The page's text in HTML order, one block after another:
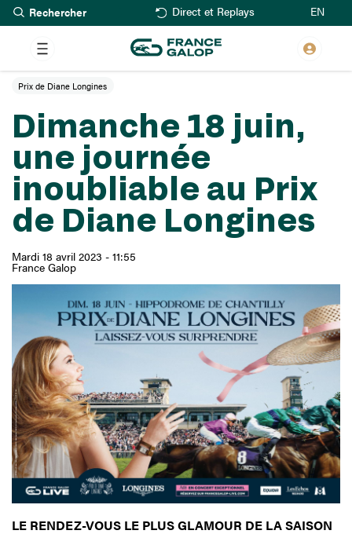
Aller
au
contenu
principal
Rechercher Direct et Replays EN
Dimanche 18 juin,
une journée
inoubliable au Prix
de Diane Longines
Mardi 18 avril 2023 - 11:55
France Galop
Prix de Diane Longines
LE RENDEZ-VOUS LE PLUS GLAMOUR DE LA SAISON